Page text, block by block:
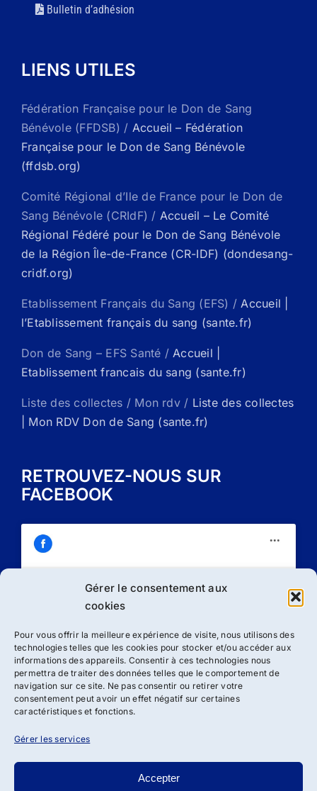
Gérer le consentement aux
cookies
Pour vous offrir la meilleure expérience de visite, nous utilisons des
technologies telles que les cookies pour stocker et/ou accéder aux
informations des appareils. Consentir à ces technologies nous
permettra de traiter des données telles que le comportement de
navigation sur ce site. Ne pas consentir ou retirer votre
consentement peut avoir un effet négatif sur certaines
caractéristiques et fonctions.
Gérer les services
Accepter
Bulletin d’adhésion
LIENS UTILES
Fédération Française pour le Don de Sang
Bénévole (FFDSB) / Accueil – Fédération
Française pour le Don de Sang Bénévole
(ffdsb.org)
Comité Régional d’Ile de France pour le Don de
Sang Bénévole (CRIdF) / Accueil – Le Comité
Régional Fédéré pour le Don de Sang Bénévole
de la Région Île-de-France (CR-IDF) (dondesang-
cridf.org)
Etablissement Français du Sang (EFS) /Accueil |
l’Etablissement français du sang (sante.fr)
Don de Sang – EFS Santé /Accueil |
Etablissement francais du sang (sante.fr)
Liste des collectes / Mon rdv / Liste des collectes
| Mon RDV Don de Sang (sante.fr)
RETROUVEZ-NOUS SUR
FACEBOOK
Cliquez sur « J’accepte » pour activer
J’accepte